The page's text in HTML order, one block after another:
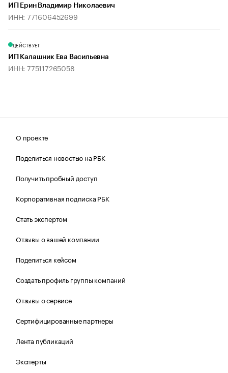
ИП Ерин Владимир Николаевич
ИНН: 771606452699
ДЕЙСТВУЕТ
ИП Калашник Ева Васильевна
ИНН: 775117265058
О проекте
Поделиться новостью на РБК
Получить пробный доступ
Корпоративная подписка РБК
Стать экспертом
Отзывы о вашей компании
Поделиться кейсом
Создать профиль группы компаний
Отзывы о сервисе
Сертифицированные партнеры
Лента публикаций
Эксперты